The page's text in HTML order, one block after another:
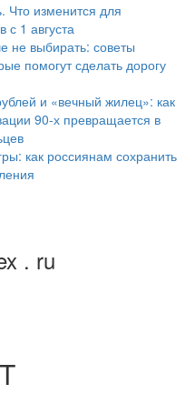
Что изменится для
с 1 августа
не выбирать: советы
помогут сделать дорогу
и «вечный жилец»: как
90-х превращается в
как россиянам сохранить
. ru